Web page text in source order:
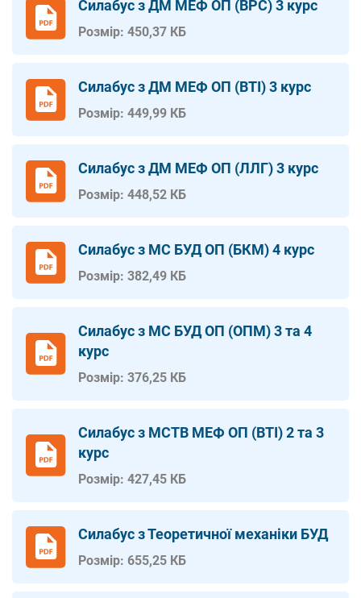
Силабус з ДМ МЕФ ОП (ВРС) 3 курс
Розмір: 450,37 КБ
Силабус з ДМ МЕФ ОП (ВТІ) 3 курс
Розмір: 449,99 КБ
Силабус з ДМ МЕФ ОП (ЛЛГ) 3 курс
Розмір: 448,52 КБ
Силабус з МС БУД ОП (БКМ) 4 курс
Розмір: 382,49 КБ
Силабус з МС БУД ОП (ОПМ) 3 та 4
курс
Розмір: 376,25 КБ
Силабус з МСТВ МЕФ ОП (ВТІ) 2 та 3
курс
Розмір: 427,45 КБ
Силабус з Теоретичної механіки БУД
Розмір: 655,25 КБ